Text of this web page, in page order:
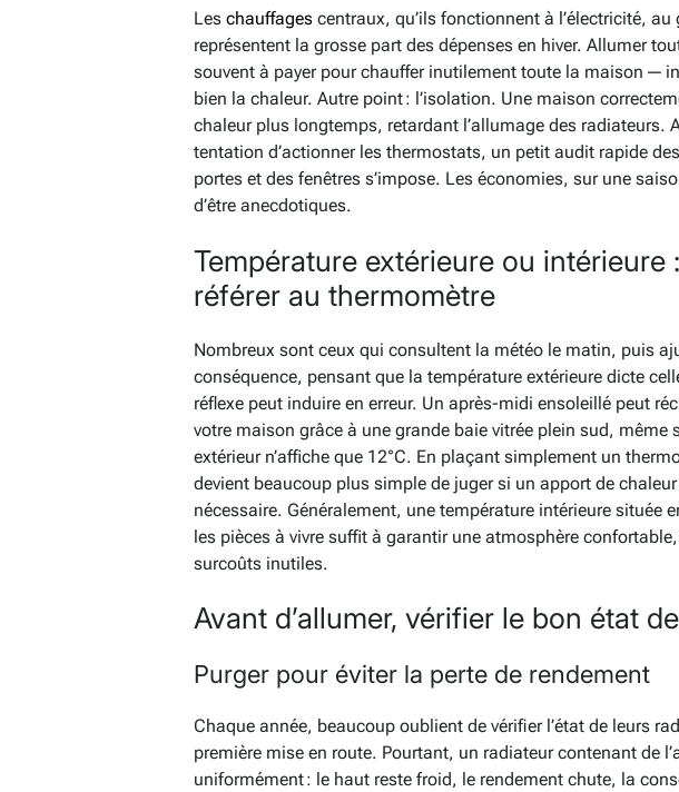
Les chauffages centraux, qu’ils fonctionnent à l’électricité,
représentent la grosse part des dépenses en hiver. Allumer
souvent à payer pour chauffer inutilement toute la maison —
bien la chaleur. Autre point : l’isolation. Une maison
chaleur plus longtemps, retardant l’allumage des radiateurs.
tentation d’actionner les thermostats, un petit audit rapide
portes et des fenêtres s’impose. Les économies, sur une
d’être anecdotiques.
Température extérieure ou intérieure
référer au thermomètre
Nombreux sont ceux qui consultent la météo le matin, puis
conséquence, pensant que la température extérieure dicte
réflexe peut induire en erreur. Un après-midi ensoleillé peut
votre maison grâce à une grande baie vitrée plein sud, même
extérieur n’affiche que 12°C. En plaçant simplement un
devient beaucoup plus simple de juger si un apport de
nécessaire. Généralement, une température intérieure située
les pièces à vivre suffit à garantir une atmosphère
surcoûts inutiles.
Avant d’allumer, vérifier le bon état
Purger pour éviter la perte de rendement
Chaque année, beaucoup oublient de vérifier l’état de leurs
première mise en route. Pourtant, un radiateur contenant de
uniformément : le haut reste froid, le rendement chute, la